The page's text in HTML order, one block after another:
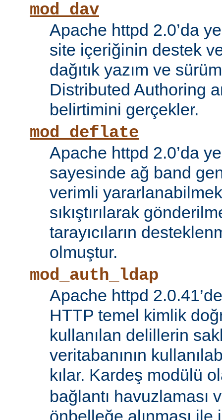
mod_dav
Apache httpd 2.0’da
site içeriğinin destek
dağıtık yazım ve
Distributed Authoring
belirtimini gerçekler.
mod_deflate
Apache httpd 2.0’da
sayesinde ağ band
verimli
sıkıştırılarak
tarayıcıların
olmuştur.
mod_auth_ldap
Apache httpd
HTTP temel kimlik
kullanılan delillerin
veritabanının
kılar. Kardeş modülü
bağlantı havuzlaması
önbelleğe alınması ile